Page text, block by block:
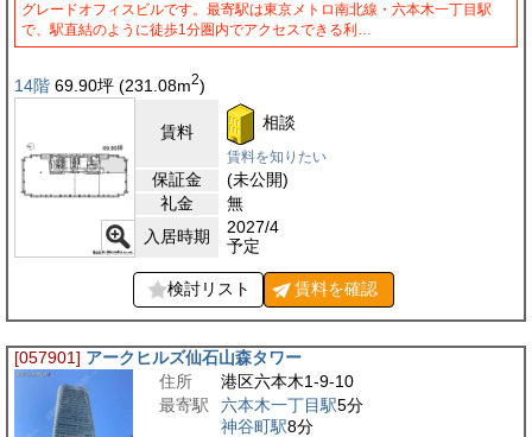
グレードオフィスビルです。最寄駅は東京メトロ南北線・六本木一丁目駅
で、駅直結のように徒歩1分圏内でアクセスできる利…
14階 69.90坪 (231.08m2)
賃料 相談
賃料を知りたい
保証金
(未公開)
礼金
無
入居時期
2027/4
予定
検討リスト 賃料を確認
[057901] アークヒルズ仙石山森タワー
住所
港区六本木1-9-10
最寄駅
六本木一丁目駅5分
神谷町駅8分